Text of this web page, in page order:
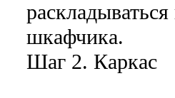
шкафчика.
Шаг 2. Каркас